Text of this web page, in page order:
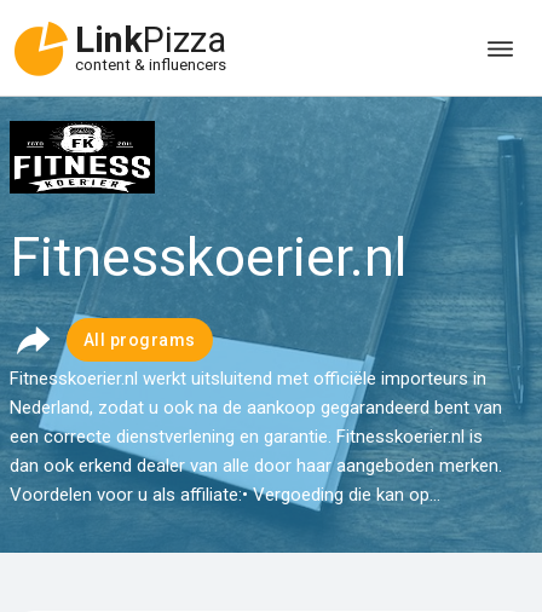
LinkPizza
content & influencers
Fitnesskoerier.nl
All programs
Fitnesskoerier.nl werkt uitsluitend met officiële importeurs in
Nederland, zodat u ook na de aankoop gegarandeerd bent van
een correcte dienstverlening en garantie. Fitnesskoerier.nl is
dan ook erkend dealer van alle door haar aangeboden merken.
Voordelen voor u als affiliate:• Vergoeding die kan op...